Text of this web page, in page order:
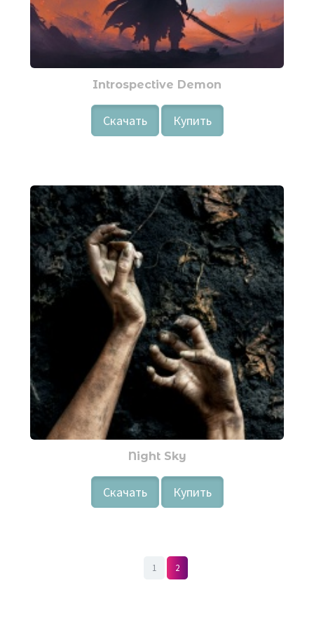
Introspective Demon
Скачать Купить
Night Sky
Скачать Купить
1 2